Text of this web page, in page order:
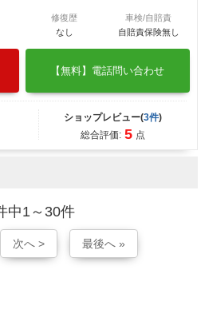
修復歴
なし
車検/自賠責
自賠責保険無し
【無料】電話問い合わせ
ショップレビュー(3件)
総合評価: 5 点
中1～30件
次へ > 最後へ »